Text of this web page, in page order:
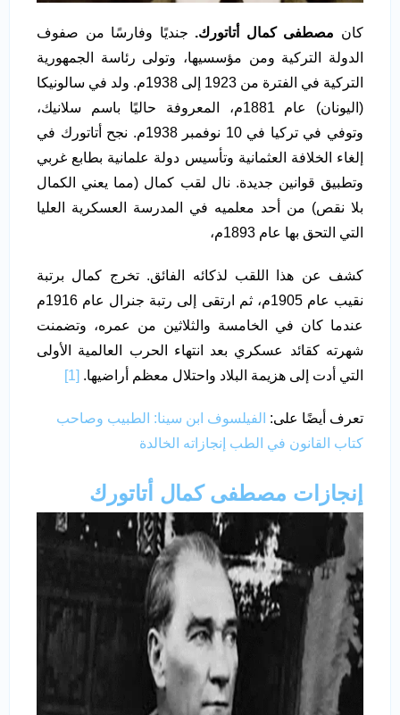
كان مصطفى كمال أتاتورك. جنديًا وفارسًا من صفوف
الدولة التركية ومن مؤسسيها، وتولى رئاسة الجمهورية
التركية في الفترة من 1923 إلى 1938م. ولد في سالونيكا
(اليونان) عام 1881م، المعروفة حاليًا باسم سلانيك،
وتوفي في تركيا في 10 نوفمبر 1938م. نجح أتاتورك في
إلغاء الخلافة العثمانية وتأسيس دولة علمانية بطابع غربي
وتطبيق قوانين جديدة. نال لقب كمال (مما يعني الكمال
بلا نقص) من أحد معلميه في المدرسة العسكرية العليا
التي التحق بها عام 1893م،
كشف عن هذا اللقب لذكائه الفائق. تخرج كمال برتبة
نقيب عام 1905م، ثم ارتقى إلى رتبة جنرال عام 1916م
عندما كان في الخامسة والثلاثين من عمره، وتضمنت
شهرته كقائد عسكري بعد انتهاء الحرب العالمية الأولى
التي أدت إلى هزيمة البلاد واحتلال معظم أراضيها. [1]
تعرف أيضًا على: الفيلسوف ابن سينا: الطبيب وصاحب
كتاب القانون في الطب إنجازاته الخالدة
إنجازات مصطفى كمال أتاتورك